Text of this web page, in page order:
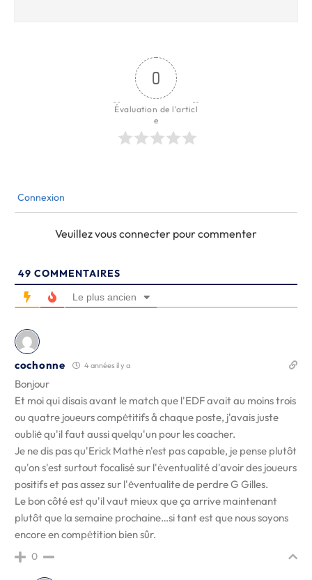
0
Évaluation de l'articl
e
Connexion
Veuillez vous connecter pour commenter
49 COMMENTAIRES
Le plus ancien
cochonne 4 années il y a
Bonjour
Et moi qui disais avant le match que l'EDF avait au moins trois
ou quatre joueurs compėtitifs å chaque poste, j'avais juste
oubliė qu'il faut aussi quelqu'un pour les coacher.
Je ne dis pas qu'Erick Mathė n'est pas capable, je pense plutôt
qu'on s'est surtout focalisé sur l'ėventualité d'avoir des joueurs
positifs et pas assez sur l'ėventualite de perdre G Gilles.
Le bon côté est qu'il vaut mieux que ça arrive maintenant
plutôt que la semaine prochaine…si tant est que nous soyons
encore en compėtition bien sûr.
0